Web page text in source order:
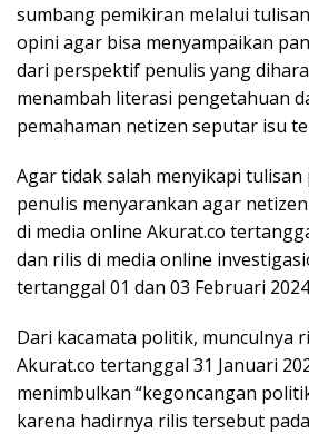
sumbang pemikiran melalui
opini agar bisa menyampaikan
dari perspektif penulis yang
menambah literasi pengetahuan
pemahaman netizen seputar isu
Agar tidak salah menyikapi tulisan
penulis menyarankan agar
di media online Akurat.co
dan rilis di media online
tertanggal 01 dan 03 Februari
Dari kacamata politik, munculnya
Akurat.co tertanggal 31 Januari
menimbulkan “kegoncangan
karena hadirnya rilis tersebut